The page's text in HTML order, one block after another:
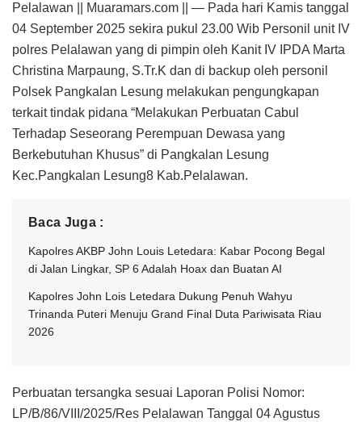
Pelalawan || Muaramars.com || — Pada hari Kamis tanggal
04 September 2025 sekira pukul 23.00 Wib Personil unit IV
polres Pelalawan yang di pimpin oleh Kanit IV IPDA Marta
Christina Marpaung, S.Tr.K dan di backup oleh personil
Polsek Pangkalan Lesung melakukan pengungkapan
terkait tindak pidana “Melakukan Perbuatan Cabul
Terhadap Seseorang Perempuan Dewasa yang
Berkebutuhan Khusus” di Pangkalan Lesung
Kec.Pangkalan Lesung8 Kab.Pelalawan.
Baca Juga :
Kapolres AKBP John Louis Letedara: Kabar Pocong Begal
di Jalan Lingkar, SP 6 Adalah Hoax dan Buatan AI
Kapolres John Lois Letedara Dukung Penuh Wahyu
Trinanda Puteri Menuju Grand Final Duta Pariwisata Riau
2026
Perbuatan tersangka sesuai Laporan Polisi Nomor:
LP/B/86/VIII/2025/Res Pelalawan Tanggal 04 Agustus